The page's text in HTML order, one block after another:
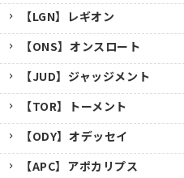
【LGN】レギオン
【ONS】オンスロート
【JUD】ジャッジメント
【TOR】トーメント
【ODY】オデッセイ
【APC】アポカリプス